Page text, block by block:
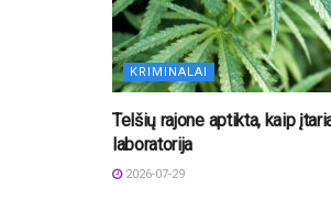
KRIMINALAI
Telšių rajone aptikta, kaip
laboratorija
2026-07-29